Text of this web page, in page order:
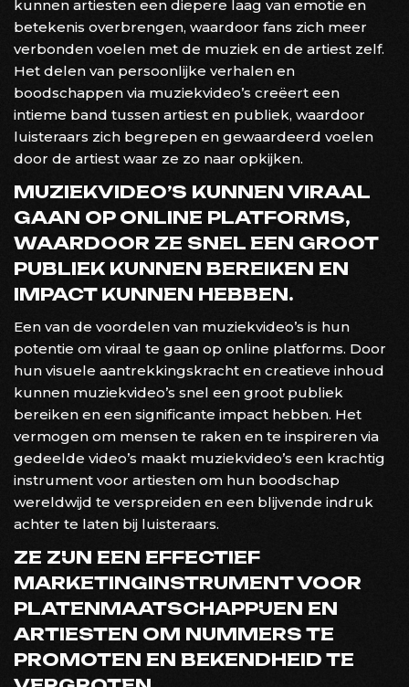
kunnen artiesten een diepere laag van emotie en
betekenis overbrengen, waardoor fans zich meer
verbonden voelen met de muziek en de artiest zelf.
Het delen van persoonlijke verhalen en
boodschappen via muziekvideo’s creëert een
intieme band tussen artiest en publiek, waardoor
luisteraars zich begrepen en gewaardeerd voelen
door de artiest waar ze zo naar opkijken.
MUZIEKVIDEO’S KUNNEN VIRAAL
GAAN OP ONLINE PLATFORMS,
WAARDOOR ZE SNEL EEN GROOT
PUBLIEK KUNNEN BEREIKEN EN
IMPACT KUNNEN HEBBEN.
Een van de voordelen van muziekvideo’s is hun
potentie om viraal te gaan op online platforms. Door
hun visuele aantrekkingskracht en creatieve inhoud
kunnen muziekvideo’s snel een groot publiek
bereiken en een significante impact hebben. Het
vermogen om mensen te raken en te inspireren via
gedeelde video’s maakt muziekvideo’s een krachtig
instrument voor artiesten om hun boodschap
wereldwijd te verspreiden en een blijvende indruk
achter te laten bij luisteraars.
ZE ZIJN EEN EFFECTIEF
MARKETINGINSTRUMENT VOOR
PLATENMAATSCHAPPIJEN EN
ARTIESTEN OM NUMMERS TE
PROMOTEN EN BEKENDHEID TE